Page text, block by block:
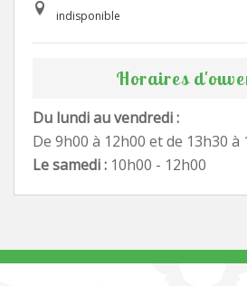
indisponible
Horaires
Du lundi au vendredi :
De 9h00 à 12h00 et de 13h30 à
Le samedi : 10h00 - 12h00